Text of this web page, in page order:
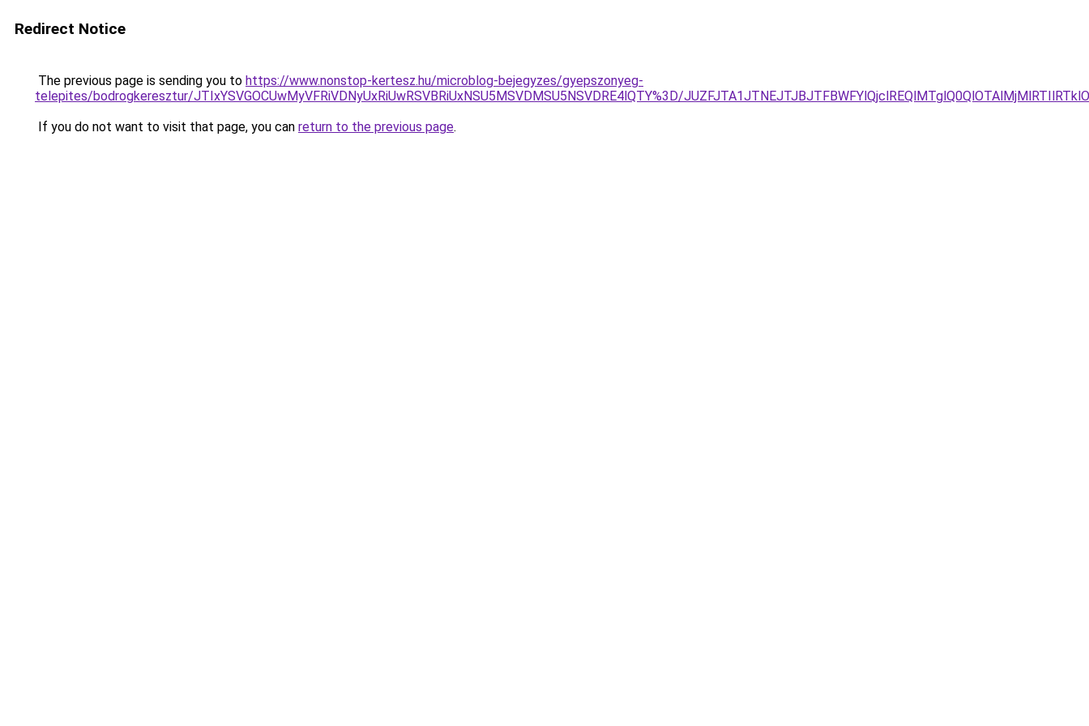
Redirect Notice
The previous page is sending you to https://www.nonstop-kertesz.hu/microblog-bejegyzes/gyepszonyeg-
telepites/bodrogkeresztur/JTIxYSVGOCUwMyVFRiVDNyUxRiUwRSVBRiUxNSU5MSVDMSU5NSVDRE4lQTY%3D/
If you do not want to visit that page, you can return to the previous page.